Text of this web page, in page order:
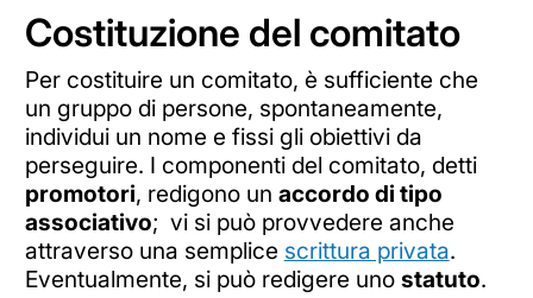
Costituzione del comitato
Per costituire un comitato, è sufficiente che
un gruppo di persone, spontaneamente,
individui un nome e fissi gli obiettivi da
perseguire. I componenti del comitato, detti
promotori, redigono un accordo di tipo
associativo; vi si può provvedere anche
attraverso una semplice scrittura privata.
Eventualmente, si può redigere uno statuto.